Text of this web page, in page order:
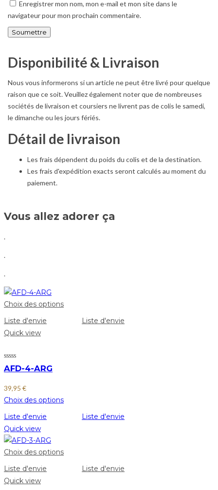
Enregistrer mon nom, mon e-mail et mon site dans le
navigateur pour mon prochain commentaire.
Disponibilité & Livraison
Nous vous informerons si un article ne peut être livré pour quelque
raison que ce soit. Veuillez également noter que de nombreuses
sociétés de livraison et coursiers ne livrent pas de colis le samedi,
le dimanche ou les jours fériés.
Détail de livraison
Les frais dépendent du poids du colis et de la destination.
Les frais d'expédition exacts seront calculés au moment du
paiement.
Vous allez adorer ça
.
.
.
Choix des options
Liste d'envie
Liste d'envie
Quick view
AFD-4-ARG
39,95 €
Choix des options
Liste d'envie
Liste d'envie
Quick view
Choix des options
Liste d'envie
Liste d'envie
Quick view